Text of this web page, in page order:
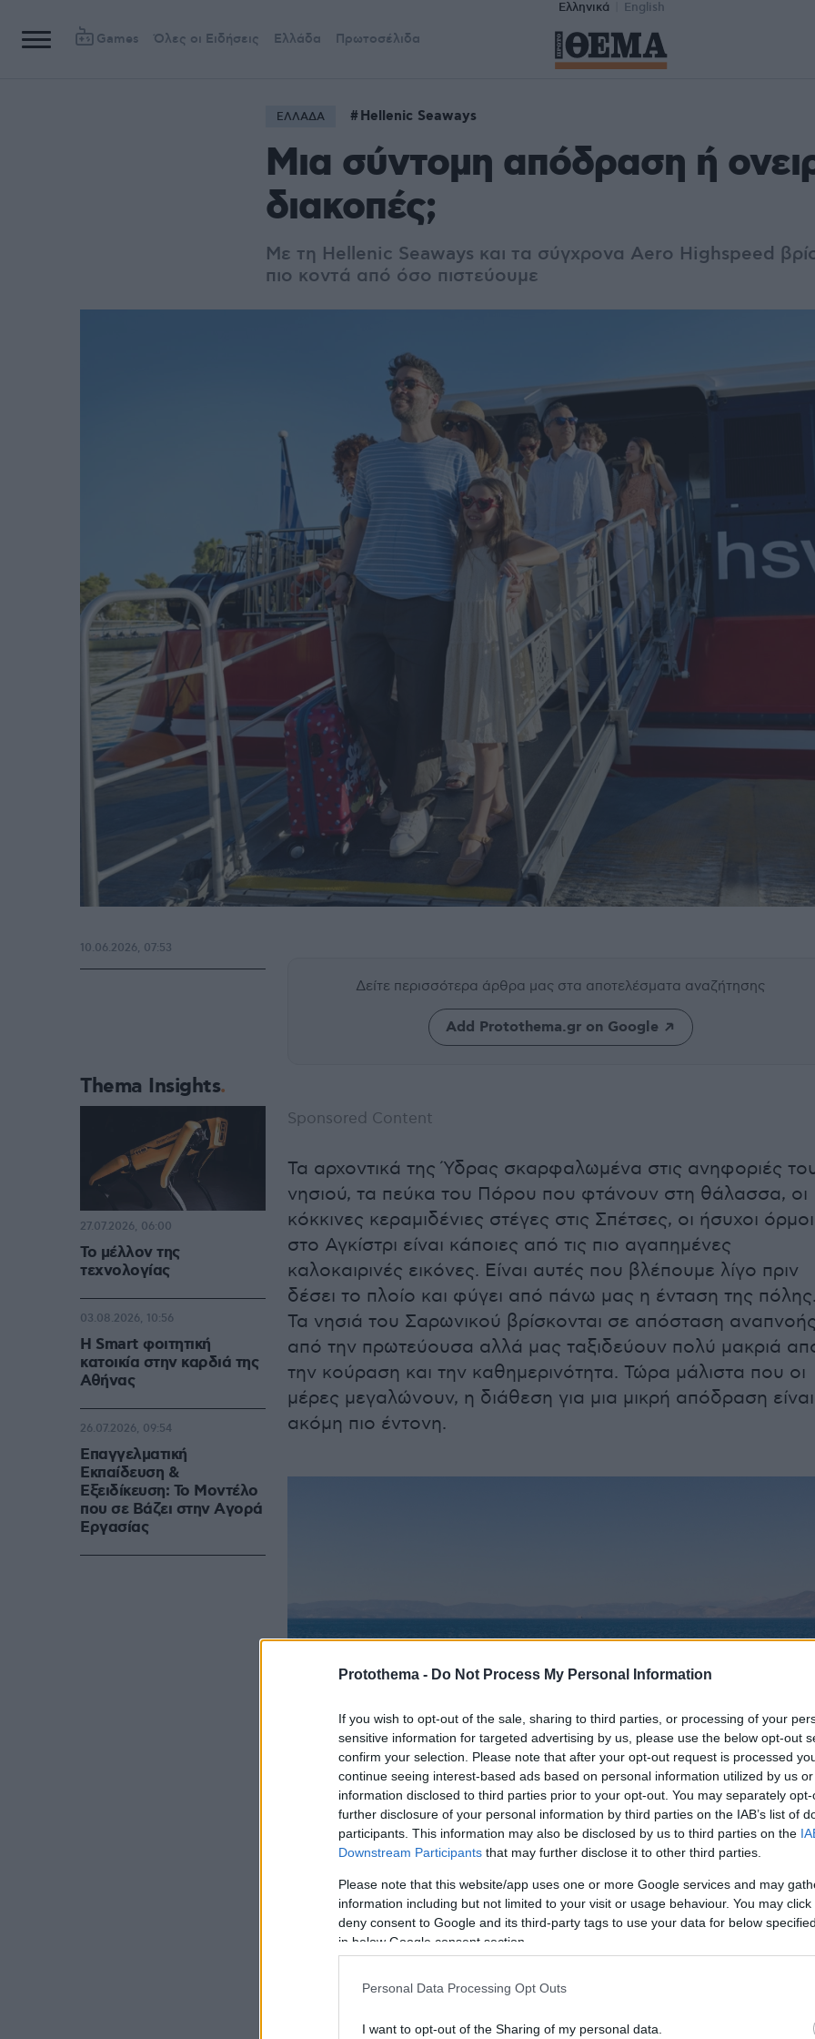
Protothema - Do Not Process My Personal Information
If you wish to opt-out of the sale, sharing to third parties, or processing of your
sensitive information for targeted advertising by us, please use the below opt-out
confirm your selection. Please note that after your opt-out request is processed
continue seeing interest-based ads based on personal information utilized by us
information disclosed to third parties prior to your opt-out. You may separately
further disclosure of your personal information by third parties on the IAB’s list of
participants. This information may also be disclosed by us to third parties on the
Downstream Participants that may further disclose it to other third parties.
Please note that this website/app uses one or more Google services and may
information including but not limited to your visit or usage behaviour. You may
deny consent to Google and its third-party tags to use your data for below
in below Google consent section.
Personal Data Processing Opt Outs
I want to opt-out of the Sharing of my personal data.
Ελληνικά English
Games Όλες οι Ειδήσεις Ελλάδα Πρωτοσέλιδα
ΕΛΛΑΔΑ Hellenic Seaways
Μια σύντομη απόδραση ή
διακοπές;
Με τη Hellenic Seaways και τα σύγχρονα Aero Highspeed
πιο κοντά από όσο πιστεύουμε
Δείτε περισσότερα άρθρα μας στα αποτελέσματα αναζήτησης
Add Protothema.gr on Google
Sponsored Content
Τα αρχοντικά της Ύδρας σκαρφαλωμένα στις ανηφοριές
νησιού, τα πεύκα του Πόρου που φτάνουν στη θάλασσα, οι
κόκκινες κεραμιδένιες στέγες στις Σπέτσες, οι ήσυχοι όρμοι
στο Αγκίστρι είναι κάποιες από τις πιο αγαπημένες
καλοκαιρινές εικόνες. Είναι αυτές που βλέπουμε λίγο πριν
δέσει το πλοίο και φύγει από πάνω μας η ένταση της
Τα νησιά του Σαρωνικού βρίσκονται σε απόσταση
από την πρωτεύουσα αλλά μας ταξιδεύουν πολύ μακριά
την κούραση και την καθημερινότητα. Τώρα μάλιστα που οι
μέρες μεγαλώνουν, η διάθεση για μια μικρή απόδραση είναι
ακόμη πιο έντονη.
Με τηHellenic Seawaysκαι τα σύγχρονα Aero Highspeed,
κομμάτι της συνολικότερης εμπειρίας. Είτε αποφασίσεις
τελευταία στιγμή να κάνεις μια μονοήμερη εκδρομή, είτε να
10.06.2026, 07:53
Thema Insights
Το μέλλον της
τεχνολογίας
27.07.2026, 06:00
Η Smart φοιτητική
κατοικία στην καρδιά της
Αθήνας
03.08.2026, 10:56
Επαγγελματική
Εκπαίδευση &
Εξειδίκευση: Το Mοντέλο
που σε Bάζει στην Aγορά
Eργασίας
26.07.2026, 09:54